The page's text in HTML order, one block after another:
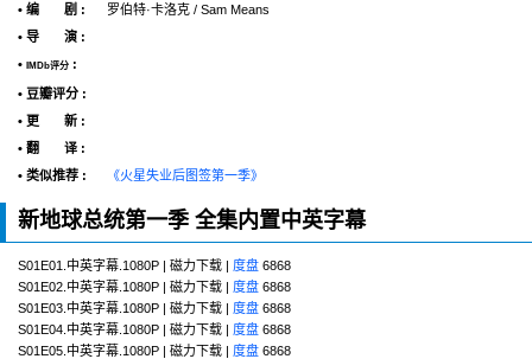
• 编 剧 :
罗伯特·卡洛克 / Sam Means
• 导 演 :
•
IMDb评分 :
• 豆瓣评分 :
• 更 新 :
• 翻 译 :
• 类似推荐 :
《火星失业后图签第一季》
新地球总统第一季 全集内置中英字幕
S01E01.中英字幕.1080P | 磁力下载 | 度盘 6868
S01E02.中英字幕.1080P | 磁力下载 | 度盘 6868
S01E03.中英字幕.1080P | 磁力下载 | 度盘 6868
S01E04.中英字幕.1080P | 磁力下载 | 度盘 6868
S01E05.中英字幕.1080P | 磁力下载 | 度盘 6868